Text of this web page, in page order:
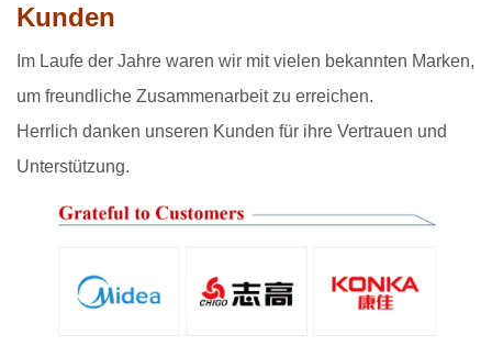
Kunden
Im Laufe der Jahre waren wir mit vielen bekannten Marken,
um freundliche Zusammenarbeit zu erreichen.
Herrlich danken unseren Kunden für ihre Vertrauen und
Unterstützung.